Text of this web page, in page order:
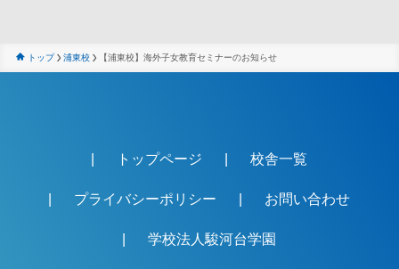
トップ 浦東校 【浦東校】海外子女教育セミナーのお知らせ
トップページ 校舎一覧
プライバシーポリシー お問い合わせ
学校法人駿河台学園